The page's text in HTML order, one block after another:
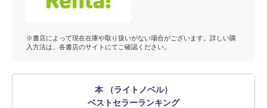
※書店によって現在在庫や取り扱いがない場合がございます。詳しい購
入方法は、各書店のサイトにてご確認ください。
本 （ライトノベル）
ベストセラーランキング